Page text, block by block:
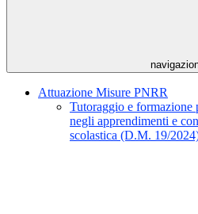
Attuazione Misure PNRR
Tutoraggio e formazione
negli apprendimenti e
scolastica (D.M. 19/